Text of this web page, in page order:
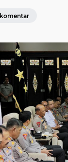
komentar